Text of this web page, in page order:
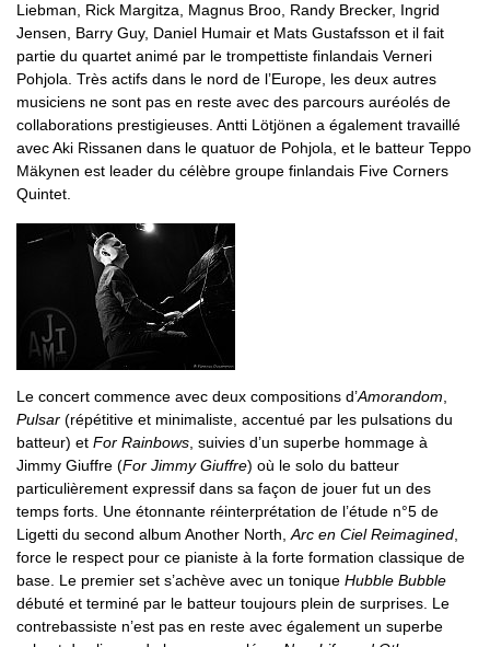
Liebman, Rick Margitza, Magnus Broo, Randy Brecker, Ingrid
Jensen, Barry Guy, Daniel Humair et Mats Gustafsson et il fait
partie du quartet animé par le trompettiste finlandais Verneri
Pohjola. Très actifs dans le nord de l’Europe, les deux autres
musiciens ne sont pas en reste avec des parcours auréolés de
collaborations prestigieuses. Antti Lötjönen a également travaillé
avec Aki Rissanen dans le quatuor de Pohjola, et le batteur Teppo
Mäkynen est leader du célèbre groupe finlandais Five Corners
Quintet.
Le concert commence avec deux compositions d’Amorandom
Pulsar (répétitive et minimaliste, accentué par les pulsations du
batteur) et For Rainbows , suivies d’un superbe hommage à
Jimmy Giuffre (For Jimmy Giuffre) où le solo du batteur
particulièrement expressif dans sa façon de jouer fut un des
temps forts. Une étonnante réinterprétation de l’étude n°5 de
Ligetti du second album Another North, Arc en Ciel Reimagined
force le respect pour ce pianiste à la forte formation classique de
base. Le premier set s’achève avec un tonique Hubble Bubble
débuté et terminé par le batteur toujours plein de surprises. Le
contrebassiste n’est pas en reste avec également un superbe